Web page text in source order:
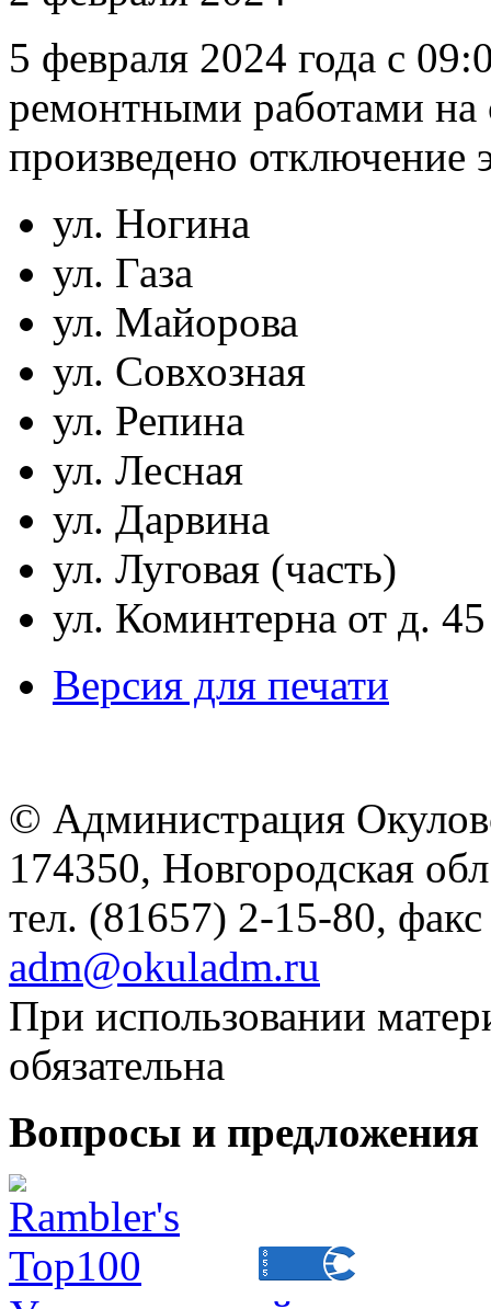
5 февраля 2024 года с
ремонтными работами на
произведено отключение
ул. Ногина
ул. Газа
ул. Майорова
ул. Совхозная
ул. Репина
ул. Лесная
ул. Дарвина
ул. Луговая (часть)
ул. Коминтерна от д.
Версия для печати
© Администрация
174350, Новгородская
тел. (81657) 2-15-80,
adm@okuladm.ru
При использовании
обязательна
Вопросы и